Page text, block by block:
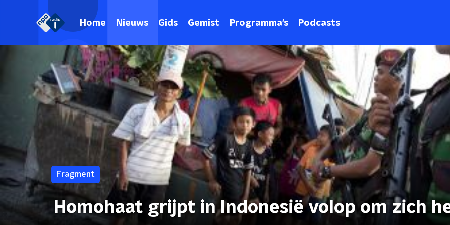
Home Nieuws Gids Gemist Programma's Podcasts
Fragment
Homohaat grijpt in Indonesië volop om zich